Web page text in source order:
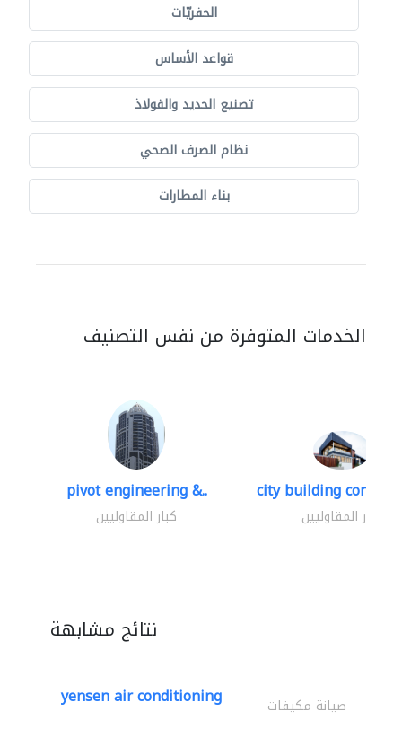
الحفريّات
قواعد الأساس
تصنيع الحديد والفولاذ
نظام الصرف الصحي
بناء المطارات
الخدمات المتوفرة من نفس التصنيف
pivot engineering &..
كبار المقاوليين
city building
كبار المقاوليين
نتائج مشابهة
yensen air conditioning صيانة مكيفات